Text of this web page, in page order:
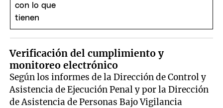
Verificación del cumplimiento y
monitoreo electrónico
Según los informes de la Dirección de Control y
Asistencia de Ejecución Penal y por la Dirección
de Asistencia de Personas Bajo Vigilancia